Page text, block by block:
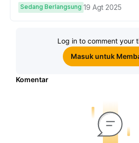
hingga $50
Sedang Berlangsung 19 Agt 2025
Log in to comment your
Masuk untuk
Komentar